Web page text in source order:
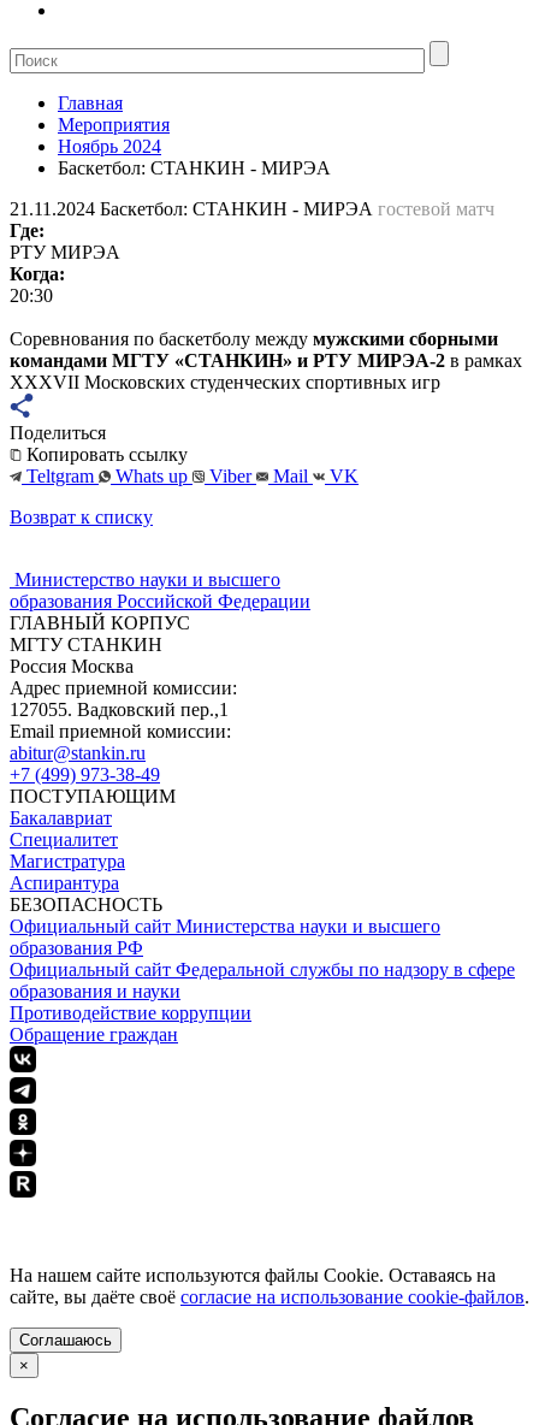
Главная
Мероприятия
Ноябрь 2024
Баскетбол: СТАНКИН - МИРЭА
21.11.2024 Баскетбол: СТАНКИН - МИРЭА гостевой матч
Где:
РТУ МИРЭА
Когда:
20:30
Соревнования по баскетболу между мужскими сборными
командами МГТУ «СТАНКИН» и РТУ МИРЭА-2 в рамках
XXXVII Московских студенческих спортивных игр
Поделиться
Копировать ссылку
Teltgram
Whats up Viber Mail
VK
Возврат к списку
Министерство науки и высшего
образования Российской Федерации
ГЛАВНЫЙ КОРПУС
МГТУ СТАНКИН
Россия Москва
Адрес приемной комиссии:
127055. Вадковский пер.,1
Email приемной комиссии:
abitur@stankin.ru
+7 (499) 973-38-49
ПОСТУПАЮЩИМ
Бакалавриат
Специалитет
Магистратура
Аспирантура
БЕЗОПАСНОСТЬ
Официальный сайт Министерства науки и высшего
образования РФ
Официальный сайт Федеральной службы по надзору в сфере
образования и науки
Противодействие коррупции
Обращение граждан
На нашем сайте используются файлы Cookie. Оставаясь на
сайте, вы даёте своё согласие на использование cookie-файлов.
Соглашаюсь
×
Согласие на использование файлов